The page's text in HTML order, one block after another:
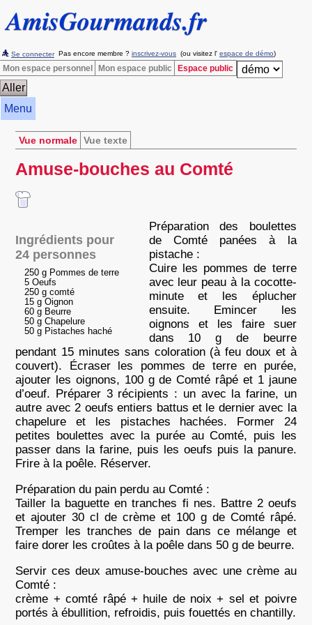
Se connecter Pas encore membre ? inscrivez-vous (ou visitez l' espace de démo)
Mon espace personnel Mon espace public Espace public
Menu
Vue normale Vue texte
Amuse-bouches au Comté
Ingrédients pour
24 personnes
250 g Pommes de terre
5 Oeufs
250 g comté
15 g Oignon
60 g Beurre
50 g Chapelure
50 g Pistaches haché
Préparation des boulettes
de Comté panées à la
pistache :
Cuire les pommes de terre
avec leur peau à la cocotte-
minute et les éplucher
ensuite. Emincer les
oignons et les faire suer
dans 10 g de beurre
pendant 15 minutes sans coloration (à feu doux et à
couvert). Écraser les pommes de terre en purée,
ajouter les oignons, 100 g de Comté râpé et 1 jaune
d’oeuf. Préparer 3 récipients : un avec la farine, un
autre avec 2 oeufs entiers battus et le dernier avec la
chapelure et les pistaches hachées. Former 24
petites boulettes avec la purée au Comté, puis les
passer dans la farine, puis les oeufs puis la panure.
Frire à la poêle. Réserver.
Préparation du pain perdu au Comté :
Tailler la baguette en tranches fi nes. Battre 2 oeufs
et ajouter 30 cl de crème et 100 g de Comté râpé.
Tremper les tranches de pain dans ce mélange et
faire dorer les croûtes à la poêle dans 50 g de beurre.
Servir ces deux amuse-bouches avec une crème au
Comté :
crème + comté râpé + huile de noix + sel et poivre
portés à ébullition, refroidis, puis fouettés en chantilly.